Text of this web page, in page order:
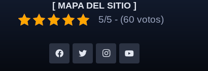
[ MAPA DEL SITIO ]
5/5 - (60 votos)